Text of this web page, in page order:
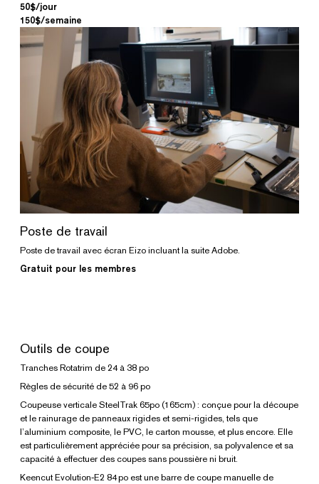
50$/jour
150$/semaine
Poste de travail
Poste de travail avec écran Eizo incluant la suite Adobe.
Gratuit pour les membres
Outils de coupe
Tranches Rotatrim de 24 à 38 po
Règles de sécurité de 52 à 96 po
Coupeuse verticale SteelTrak 65po (165cm) : conçue pour la découpe
et le rainurage de panneaux rigides et semi-rigides, tels que
l’aluminium composite, le PVC, le carton mousse, et plus encore. Elle
est particulièrement appréciée pour sa précision, sa polyvalence et sa
capacité à effectuer des coupes sans poussière ni bruit.
Keencut Evolution‑E2 84 po est une barre de coupe manuelle de